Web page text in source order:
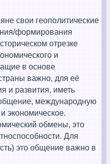
свои геополитические
формирования
отрезке
и
в основе
важно, для её
и развития, иметь
международную
экономическое.
обмены, это
Для
это общение важно в